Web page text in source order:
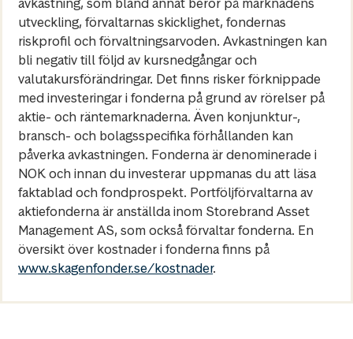
utveckling, förvaltarnas skicklighet, fondernas
riskprofil och förvaltningsarvoden. Avkastningen kan
bli negativ till följd av kursnedgångar och
valutakursförändringar. Det finns risker förknippade
med investeringar i fonderna på grund av rörelser på
aktie- och räntemarknaderna. Även konjunktur-,
bransch- och bolagsspecifika förhållanden kan
påverka avkastningen. Fonderna är denominerade i
NOK och innan du investerar uppmanas du att läsa
faktablad och fondprospekt. Portföljförvaltarna av
aktiefonderna är anställda inom Storebrand Asset
Management AS, som också förvaltar fonderna. En
översikt över kostnader i fonderna finns på
www.skagenfonder.se/kostnader.